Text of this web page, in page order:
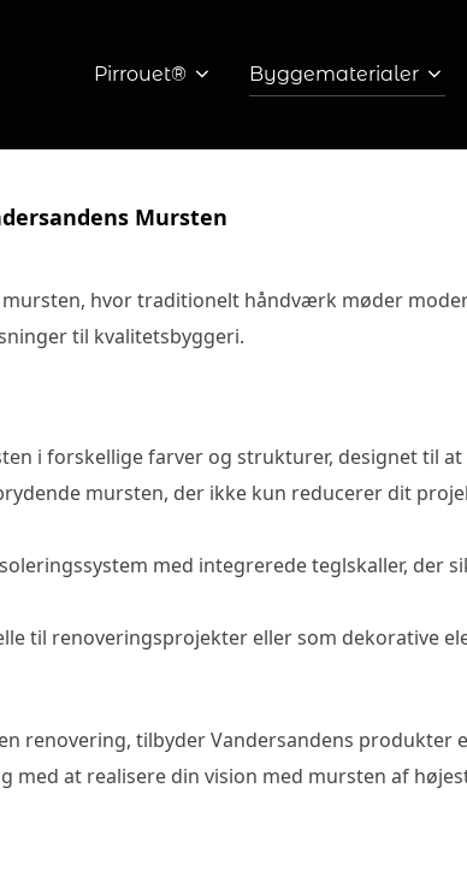
Pirrouet® Byggematerialer
Mursten
hvor traditionelt håndværk møder
til kvalitetsbyggeri.
i forskellige farver og strukturer, designet til
mursten, der ikke kun reducerer dit
med integrerede teglskaller, der
til renoveringsprojekter eller som dekorative
renovering, tilbyder Vandersandens produkter
at realisere din vision med mursten af